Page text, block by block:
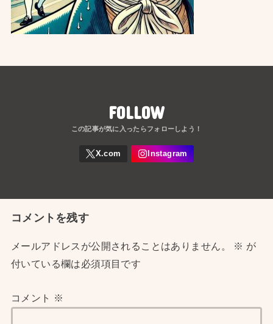
FOLLOW
コメントを残す
メールアドレスが公開されることはありません。 ※ が
付いている欄は必須項目です
コメント ※